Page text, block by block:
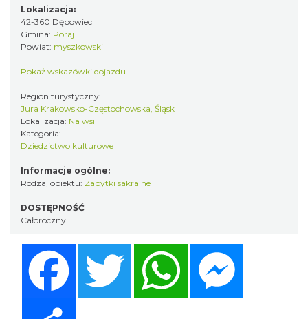
Lokalizacja:
42-360 Dębowiec
Gmina: Poraj
Powiat: myszkowski
Pokaż wskazówki dojazdu
Region turystyczny:
Jura Krakowsko-Częstochowska, Śląsk
Lokalizacja: Na wsi
Kategoria:
Dziedzictwo kulturowe
Informacje ogólne:
Rodzaj obiektu: Zabytki sakralne
DOSTĘPNOŚĆ
Całoroczny
Twitter WhatsApp